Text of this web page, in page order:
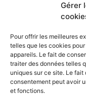
Gérer
Pour offrir les meilleures
telles que les cookies
appareils. Le fait de
traiter des données telles
uniques sur ce site. Le
consentement peut avoir
et fonctions.